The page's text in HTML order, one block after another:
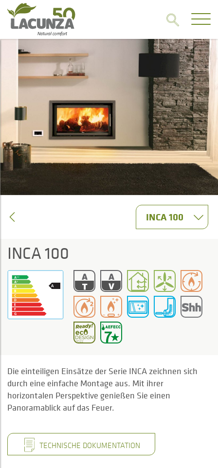
INCA 100
INCA 100
Die einteiligen Einsätze der Serie INCA zeichnen sich
durch eine einfache Montage aus. Mit ihrer
horizontalen Perspektive genießen Sie einen
Panoramablick auf das Feuer.
TECHNISCHE DOKUMENTATION